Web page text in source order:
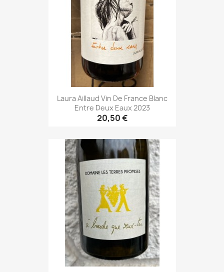
Laura Aillaud Vin De France Blanc
Entre Deux Eaux 2023
20,50 €